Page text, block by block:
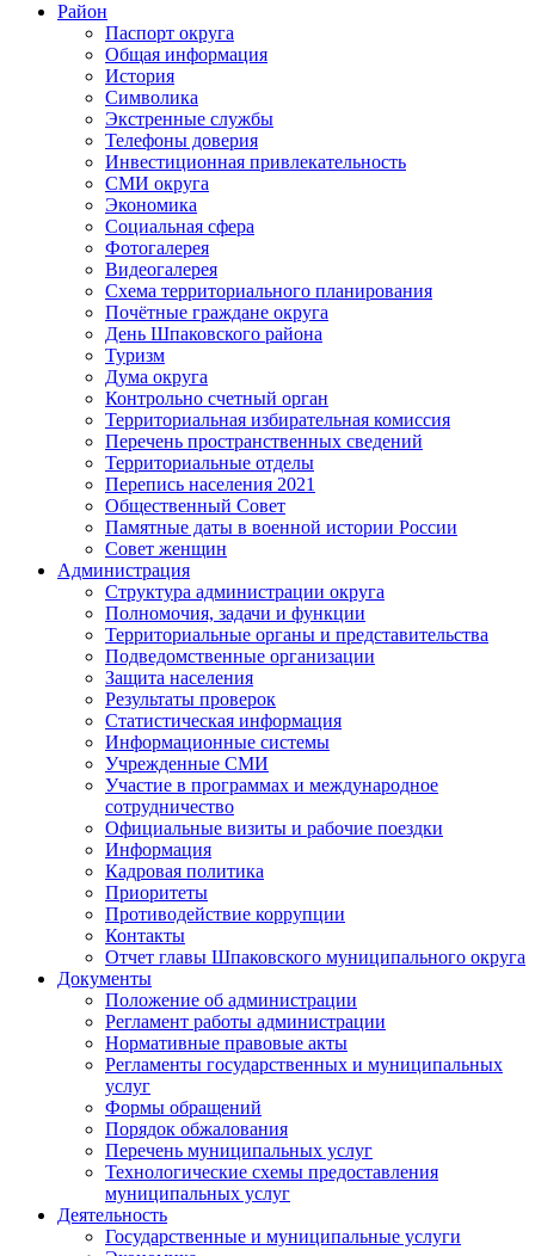
Район
Паспорт округа
Общая информация
История
Символика
Экстренные службы
Телефоны доверия
Инвестиционная привлекательность
СМИ округа
Экономика
Социальная сфера
Фотогалерея
Видеогалерея
Схема территориального планирования
Почётные граждане округа
День Шпаковского района
Туризм
Дума округа
Контрольно счетный орган
Территориальная избирательная комиссия
Перечень пространственных сведений
Территориальные отделы
Перепись населения 2021
Общественный Совет
Памятные даты в военной истории России
Совет женщин
Администрация
Структура администрации округа
Полномочия, задачи и функции
Территориальные органы и представительства
Подведомственные организации
Защита населения
Результаты проверок
Статистическая информация
Информационные системы
Учрежденные СМИ
Участие в программах и международное
сотрудничество
Официальные визиты и рабочие поездки
Информация
Кадровая политика
Приоритеты
Противодействие коррупции
Контакты
Отчет главы Шпаковского муниципального округа
Документы
Положение об администрации
Регламент работы администрации
Нормативные правовые акты
Регламенты государственных и муниципальных
услуг
Формы обращений
Порядок обжалования
Перечень муниципальных услуг
Технологические схемы предоставления
муниципальных услуг
Деятельность
Государственные и муниципальные услуги